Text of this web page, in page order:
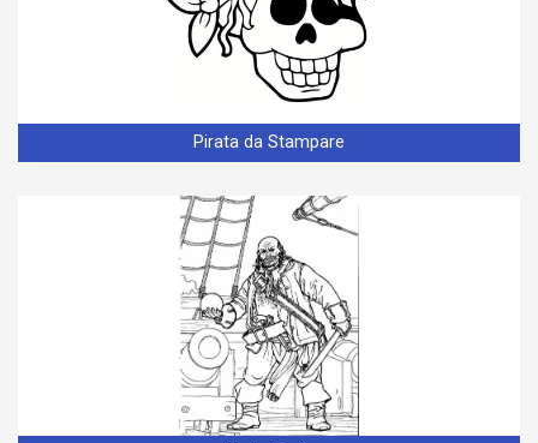
Pirata da Stampare